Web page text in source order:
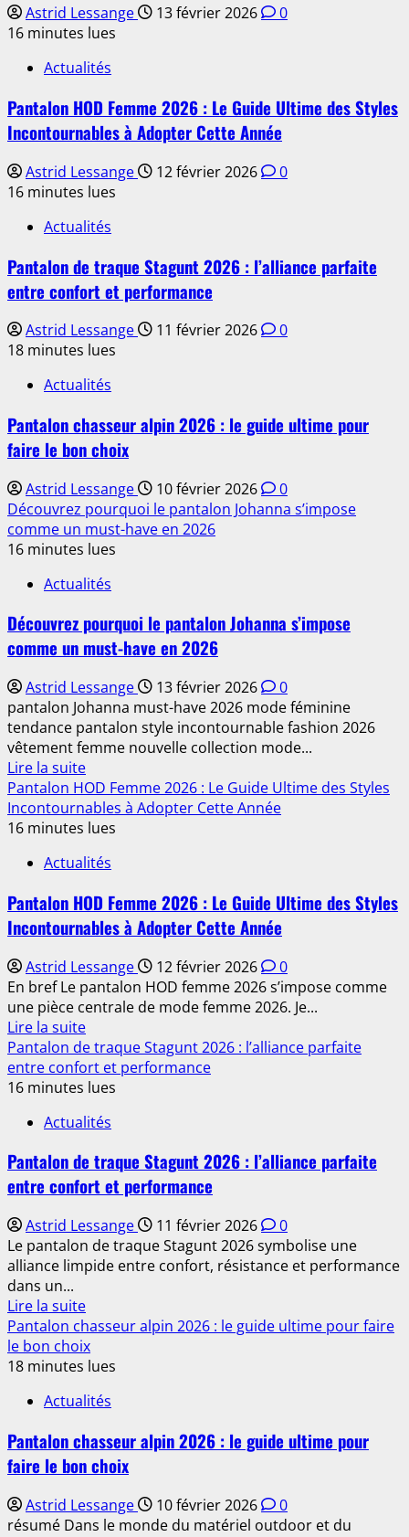
Astrid Lessange 13 février 2026
0
16 minutes lues
Actualités
Pantalon HOD Femme 2026 : Le Guide Ultime des Styles
Incontournables à Adopter Cette Année
Astrid Lessange 12 février 2026
0
16 minutes lues
Actualités
Pantalon de traque Stagunt 2026 : l’alliance parfaite
entre confort et performance
Astrid Lessange 11 février 2026
0
18 minutes lues
Actualités
Pantalon chasseur alpin 2026 : le guide ultime pour
faire le bon choix
Astrid Lessange 10 février 2026
0
Découvrez pourquoi le pantalon Johanna s’impose
comme un must-have en 2026
16 minutes lues
Actualités
Découvrez pourquoi le pantalon Johanna s’impose
comme un must-have en 2026
Astrid Lessange 13 février 2026
0
pantalon Johanna must-have 2026 mode féminine
tendance pantalon style incontournable fashion 2026
vêtement femme nouvelle collection mode...
Lire la suiteEn
savoir
plus
sur
pourquoi
pantalon
Johanna
comme
un
must-
have
en
2026
Pantalon HOD Femme 2026 : Le Guide Ultime des Styles
Incontournables à Adopter Cette Année
16 minutes lues
Actualités
Pantalon HOD Femme 2026 : Le Guide Ultime des Styles
Incontournables à Adopter Cette Année
Astrid Lessange 12 février 2026
0
En bref Le pantalon HOD femme 2026 s’impose comme
une pièce centrale de mode femme 2026. Je...
Lire la suiteEn
savoir
plus
sur
HOD
2026
:
Guide
Ultime
des
Incontournables
à
Adopter
Cette
Pantalon de traque Stagunt 2026 : l’alliance parfaite
entre confort et performance
16 minutes lues
Actualités
Pantalon de traque Stagunt 2026 : l’alliance parfaite
entre confort et performance
Astrid Lessange 11 février 2026
0
Le pantalon de traque Stagunt 2026 symbolise une
alliance limpide entre confort, résistance et performance
dans un...
Lire la suiteEn
savoir
plus
sur
de
Stagunt
2026
l’alliance
parfaite
Pantalon chasseur alpin 2026 : le guide ultime pour faire
le bon choix
18 minutes lues
Actualités
Pantalon chasseur alpin 2026 : le guide ultime pour
faire le bon choix
Astrid Lessange 10 février 2026
0
résumé Dans le monde du matériel outdoor et du